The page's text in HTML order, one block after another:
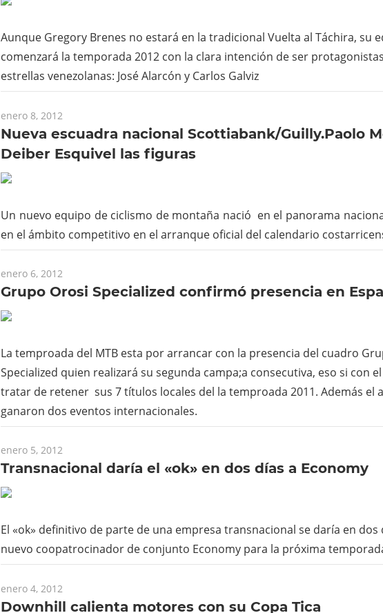
Aunque Gregory Brenes no estará en la tradicional Vuelta al Táchira, su
comenzará la temporada 2012 con la clara intención de ser
estrellas venezolanas: José Alarcón y Carlos Galviz
enero 8, 2012
Nueva escuadra nacional Scottiabank/Guilly.Paolo
Deiber Esquivel las figuras
Un nuevo equipo de ciclismo de montaña nació en el panorama
en el ámbito competitivo en el arranque oficial del calendario
enero 6, 2012
Grupo Orosi Specialized confirmó presencia en
La temproada del MTB esta por arrancar con la presencia del cuadro
Specialized quien realizará su segunda campa;a consecutiva, eso si con
tratar de retener sus 7 títulos locales del la temproada 2011. Además el
ganaron dos eventos internacionales.
enero 5, 2012
Transnacional daría el «ok» en dos días a Economy
El «ok» definitivo de parte de una empresa transnacional se daría en dos
nuevo coopatrocinador de conjunto Economy para la próxima
enero 4, 2012
Downhill calienta motores con su Copa Tica